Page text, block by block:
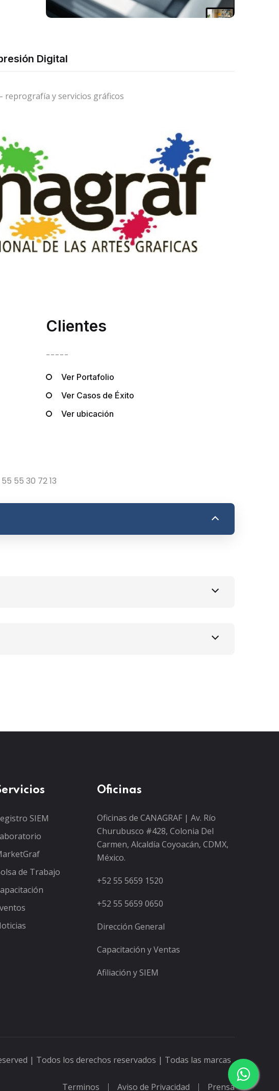
facebook
Digital
reprografía y servicios gráficos
Clientes
-----
Ver Portafolio
Ver Casos de Éxito
Ver ubicación
55 30 72 13
SIEM
de Trabajo
Oficinas
Oficinas de CANAGRAF | Av. Río
Churubusco #428, Colonia Del
Carmen, Alcaldía Coyoacán, CDMX,
México.
+52 55 5659 1520
+52 55 5659 0650
Dirección General
Capacitación y Ventas
Afiliación y SIEM
| Todos los derechos reservados | Todas las marcas
Terminos
Aviso de Privacidad Prensa